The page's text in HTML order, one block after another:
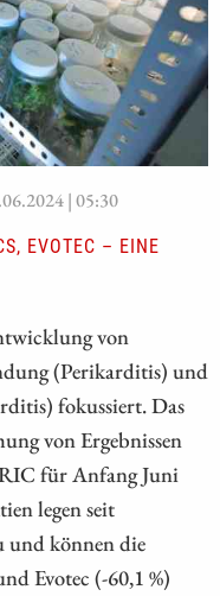
| 05:30
EVOTEC – EINE
von
(Perikarditis) und
fokussiert. Das
von Ergebnissen
für Anfang Juni
legen seit
und können die
Evotec (-60,1 %)